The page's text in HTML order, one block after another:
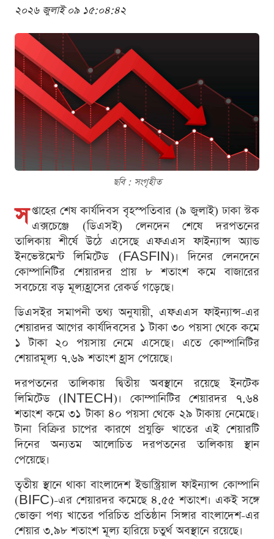
২০২৬ জুলাই ০৯ ১৫:০৪:৪২
ছবি : সংগৃহীত
স প্তাহের শেষ কার্যদিবস বৃহস্পতিবার (৯ জুলাই) ঢাকা স্টক
এক্সচেঞ্জে (ডিএসই) লেনদেন শেষে দরপতনের
তালিকায় শীর্ষে উঠে এসেছে এফএএস ফাইন্যান্স অ্যান্ড
ইনভেস্টমেন্ট লিমিটেড (FASFIN)। দিনের লেনদেনে
কোম্পানিটির শেয়ারদর প্রায় ৮ শতাংশ কমে বাজারের
সবচেয়ে বড় মূল্যহ্রাসের রেকর্ড গড়েছে।
ডিএসইর সমাপনী তথ্য অনুযায়ী, এফএএস ফাইন্যান্স-এর
শেয়ারদর আগের কার্যদিবসের ১ টাকা ৩০ পয়সা থেকে কমে
১ টাকা ২০ পয়সায় নেমে এসেছে। এতে কোম্পানিটির
শেয়ারমূল্য ৭.৬৯ শতাংশ হ্রাস পেয়েছে।
দরপতনের তালিকায় দ্বিতীয় অবস্থানে রয়েছে ইনটেক
লিমিটেড (INTECH)। কোম্পানিটির শেয়ারদর ৭.৬৪
শতাংশ কমে ৩১ টাকা ৪০ পয়সা থেকে ২৯ টাকায় নেমেছে।
টানা বিক্রির চাপের কারণে প্রযুক্তি খাতের এই শেয়ারটি
দিনের অন্যতম আলোচিত দরপতনের তালিকায় স্থান
পেয়েছে।
তৃতীয় স্থানে থাকা বাংলাদেশ ইন্ডাস্ট্রিয়াল ফাইন্যান্স কোম্পানি
(BIFC)-এর শেয়ারদর কমেছে ৪.৫৫ শতাংশ। একই সঙ্গে
ভোক্তা পণ্য খাতের পরিচিত প্রতিষ্ঠান সিঙ্গার বাংলাদেশ-এর
শেয়ার ৩.৯৮ শতাংশ মূল্য হারিয়ে চতুর্থ অবস্থানে রয়েছে।